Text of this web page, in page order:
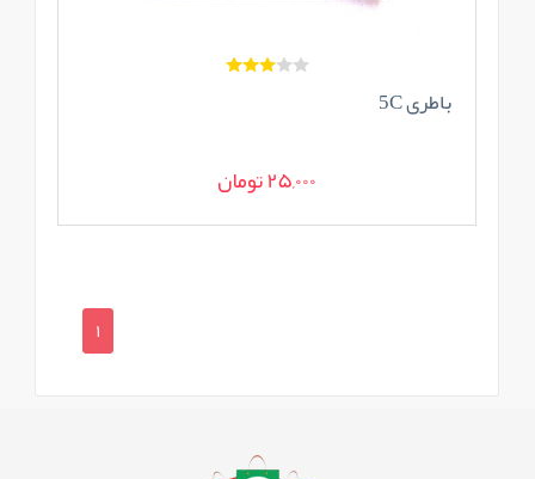
باطری 5C
25,000 تومان
1